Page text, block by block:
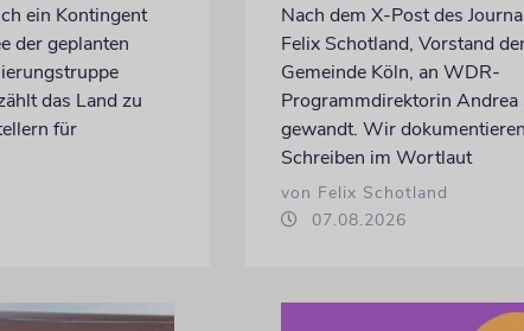
ein Kontingent
der geplanten
das Land zu
für
Nach dem X-Post des
Felix Schotland, Vorstand
Gemeinde Köln, an WDR-
Programmdirektorin Andrea
gewandt. Wir
Schreiben im Wortlaut
von Felix Schotland
07.08.2026